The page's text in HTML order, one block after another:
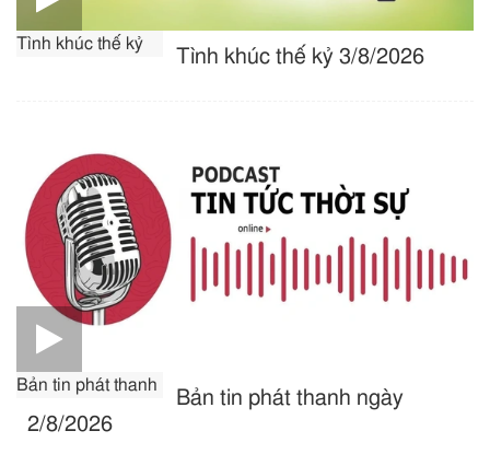
Tình khúc thế kỷ
Tình khúc thế kỷ 3/8/2026
Bản tin phát thanh
Bản tin phát thanh ngày
2/8/2026